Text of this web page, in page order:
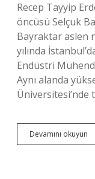
Recep Tayyip
öncüsü Selçuk
Bayraktar aslen
yılında
Endüstri
Aynı alanda
Üniversitesi’nde
Devamını okuyun